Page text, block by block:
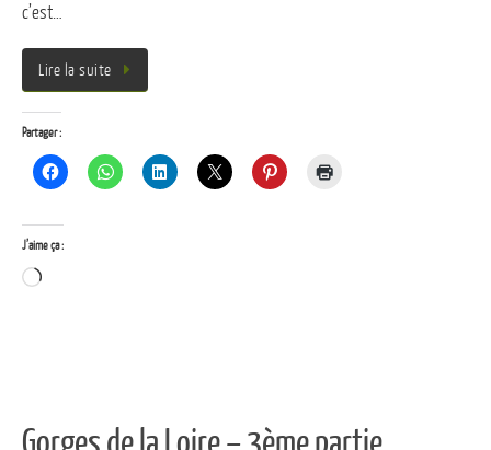
c’est…
Lire la suite
Partager :
J’aime ça :
Chargement…